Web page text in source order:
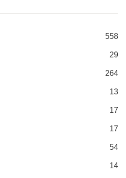
558
29
264
13
17
17
54
14